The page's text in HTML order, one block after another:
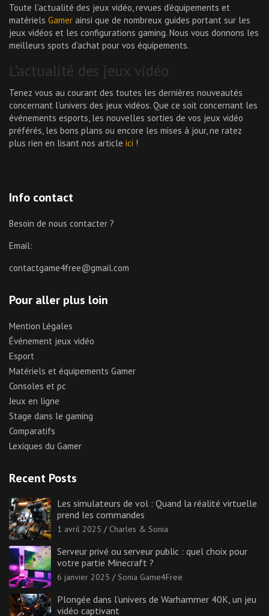
Toute l’actualité des jeux vidéo, revues d’équipements et
matériels Gamer ainsi que de nombreux guides portant sur les
jeux vidéos et les configurations gaming. Nous vous donnons les
meilleurs spots d’achat pour vos équipements.
L’actualité des jeux vidéo
Tenez vous au courant des toutes les dernières nouveautés
concernant l’univers des jeux vidéos. Que ce soit concernant les
événements esports, les nouvelles sorties de vos jeux vidéo
préférés, les bons plans ou encore les mises à jour, ne ratez
plus rien en lisant nos article ici !
Info contact
Besoin de nous contacter ?
Email:
contactgame4free@gmail.com
Pour aller plus loin
Mention Légales
Événement jeux vidéo
Esport
Matériels et équipements Gamer
Consoles et pc
Jeux en ligne
Stage dans le gaming
Comparatifs
Lexiques du Gamer
Recent Posts
Les simulateurs de vol : Quand la réalité virtuelle
prend les commandes
1 avril 2025 Charles & Sonia
Serveur privé ou serveur public : quel choix pour
votre partie Minecraft ?
6 janvier 2025 Sonia Game4Free
Plongée dans l’univers de Warhammer 40K, un jeu
vidéo captivant